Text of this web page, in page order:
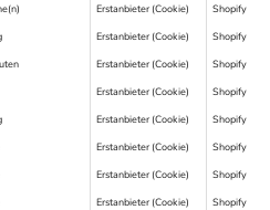
Erstanbieter (Cookie) Shopify
Erstanbieter (Cookie) Shopify
Erstanbieter (Cookie) Shopify
Erstanbieter (Cookie) Shopify
Erstanbieter (Cookie) Shopify
Erstanbieter (Cookie) Shopify
Erstanbieter (Cookie) Shopify
Erstanbieter (Cookie) Shopify